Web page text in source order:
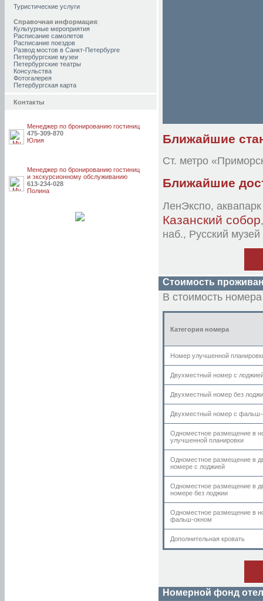
«Белые ночи»
«Бельведер-Невский»
«Бриз»
«Валерия»
«Герцен Хаус»
«Глория»
«Гостевой дом»
«Гостевой дом Давыдов»
«Гранд Ладожский»
«Гранд Василеостровский»
«Гранд Петроградский»
«Грифон»
«Делюкс на Галерной»
«Дом Вяземской»
«История» на Грибоедова(Сфинкс)
«История» на Английской набережной
(Усадьба)
«Классик»
«Комфорт» на Чехова
«Крыша»
«Ланселот»
«Лиготель»
«Люко»
Туристические услуги
Справочная информация:
Культурные мероприятия
Расписание самолетов
Расписание поездов
Развод мостов в Санкт-Петербурге
Петербургские музеи
Петербургские театры
Консульства
Фотогалерея
Петербургская карта
Контакты
Менеджер по бронированию гостиниц
475-309-870
Юлия
Менеджер по бронированию гостиниц
и экскурсионному обслуживанию
613-234-028
Полина
Ближайшие
Ст. метро
Ближайшие
ЛенЭкспо,
Казанский собор
наб., Русский музей
Стоимость
В стоимость
Категория номера
Номер улучшенной
Двухместный номер с
Двухместный номер без
Двухместный номер с
Одноместное размещение в
улучшенной планировки
Одноместное размещение в
номере с лоджией
Одноместное размещение в
номере без лоджии
Одноместное размещение в
фальш-окном
Дополнительная кровать
Номерной фонд